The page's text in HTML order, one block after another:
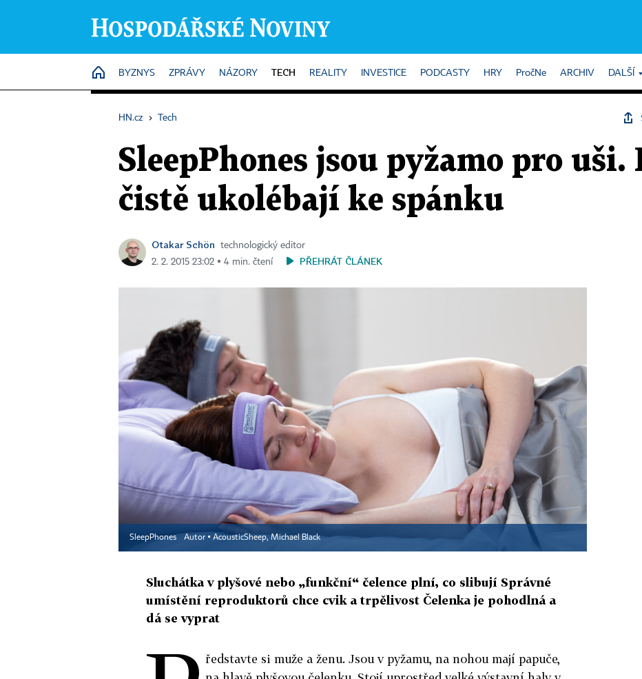
HOME
BYZNYS ZPRÁVY NÁZORY TECH REALITY INVESTICE PODCASTY HRY PročNe ARCHIV DALŠÍ
HN.cz › Tech
SleepPhones jsou pyžamo pro uši.
čistě ukolébají ke spánku
Otakar Schön
technologický editor
2. 2. 2015 23:02 ▪ 4 min. čtení
PŘEHRÁT ČLÁNEK
SleepPhones Autor ▪ AcousticSheep, Michael Black
Sluchátka v plyšové nebo „funkční“ čelence plní, co slibují Správné
umístění reproduktorů chce cvik a trpělivost Čelenka je pohodlná a
dá se vyprat
ředstavte si muže a ženu. Jsou v pyžamu, na nohou mají papuče,